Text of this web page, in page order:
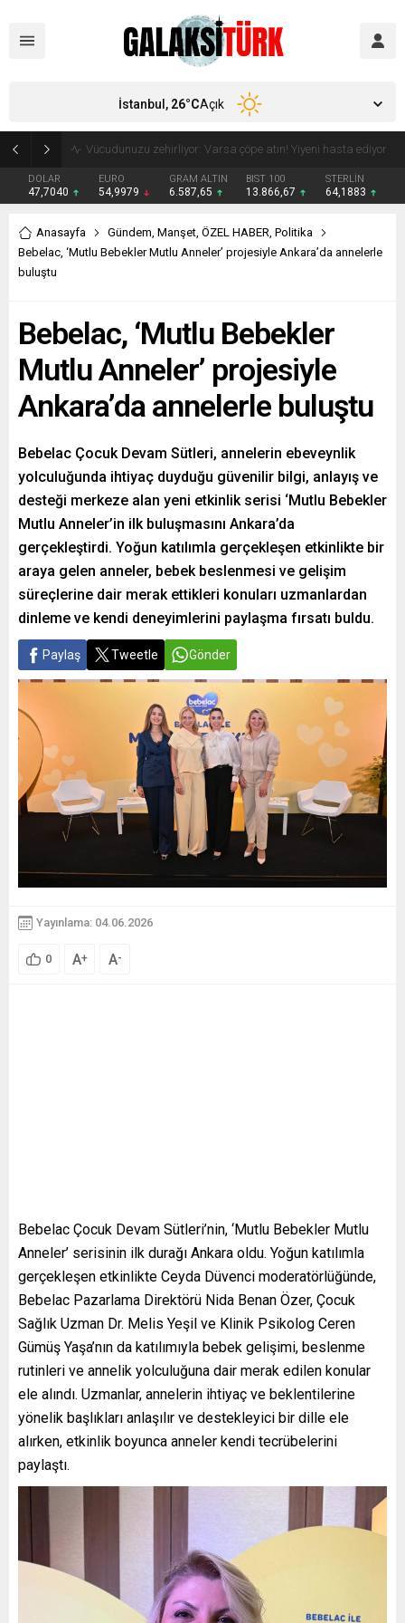
Vücudunuzu zehirliyor: Varsa çöpe atın! Yiyeni hasta ediyor
DOLAR
47,7040
EURO
54,9979
GRAM ALTIN
6.587,65
BIST 100
13.866,67
STERLİN
64,1883
İstanbul, 26°CAçık
Anasayfa Gündem, Manşet, ÖZEL HABER, Politika
Bebelac, ‘Mutlu Bebekler Mutlu Anneler’ projesiyle Ankara’da annelerle
buluştu
Bebelac, ‘Mutlu Bebekler
Mutlu Anneler’ projesiyle
Ankara’da annelerle buluştu
Bebelac Çocuk Devam Sütleri, annelerin ebeveynlik
yolculuğunda ihtiyaç duyduğu güvenilir bilgi, anlayış ve
desteği merkeze alan yeni etkinlik serisi ‘Mutlu Bebekler
Mutlu Anneler’in ilk buluşmasını Ankara’da
gerçekleştirdi. Yoğun katılımla gerçekleşen etkinlikte bir
araya gelen anneler, bebek beslenmesi ve gelişim
süreçlerine dair merak ettikleri konuları uzmanlardan
dinleme ve kendi deneyimlerini paylaşma fırsatı buldu.
Paylaş Tweetle Gönder
Yayınlama: 04.06.2026
0 A+ A-
Bebelac Çocuk Devam Sütleri’nin, ‘Mutlu Bebekler Mutlu
Anneler’ serisinin ilk durağı Ankara oldu. Yoğun katılımla
gerçekleşen etkinlikte Ceyda Düvenci moderatörlüğünde,
Bebelac Pazarlama Direktörü Nida Benan Özer, Çocuk
Sağlık Uzman Dr. Melis Yeşil ve Klinik Psikolog Ceren
Gümüş Yaşa’nın da katılımıyla bebek gelişimi, beslenme
rutinleri ve annelik yolculuğuna dair merak edilen konular
ele alındı. Uzmanlar, annelerin ihtiyaç ve beklentilerine
yönelik başlıkları anlaşılır ve destekleyici bir dille ele
alırken, etkinlik boyunca anneler kendi tecrübelerini
paylaştı.